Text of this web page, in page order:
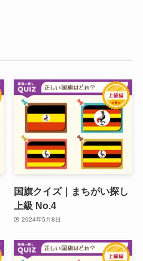
国旗クイズ｜まちがい探し
上級 No.4
2024年5月8日